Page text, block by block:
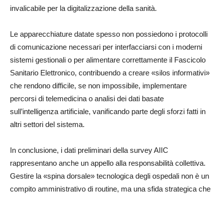
invalicabile per la digitalizzazione della sanità.
Le apparecchiature datate spesso non possiedono i protocolli
di comunicazione necessari per interfacciarsi con i moderni
sistemi gestionali o per alimentare correttamente il Fascicolo
Sanitario Elettronico, contribuendo a creare «silos informativi»
che rendono difficile, se non impossibile, implementare
percorsi di telemedicina o analisi dei dati basate
sull’intelligenza artificiale, vanificando parte degli sforzi fatti in
altri settori del sistema.
In conclusione, i dati preliminari della survey AIIC
rappresentano anche un appello alla responsabilità collettiva.
Gestire la «spina dorsale» tecnologica degli ospedali non è un
compito amministrativo di routine, ma una sfida strategica che